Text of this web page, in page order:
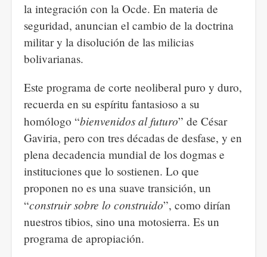
la integración con la Ocde. En materia de
seguridad, anuncian el cambio de la doctrina
militar y la disolución de las milicias
bolivarianas.
Este programa de corte neoliberal puro y duro,
recuerda en su espíritu fantasioso a su
homólogo “bienvenidos al futuro” de César
Gaviria, pero con tres décadas de desfase, y en
plena decadencia mundial de los dogmas e
instituciones que lo sostienen. Lo que
proponen no es una suave transición, un
“construir sobre lo construido”, como dirían
nuestros tibios, sino una motosierra. Es un
programa de apropiación.